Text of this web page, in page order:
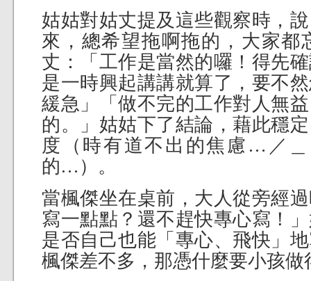
姑姑對姑丈提及這些觀察時，
來，總希望拖啊拖的，大家都
丈：「工作是當然的囉！得先
是一時興起講講就算了，要不
緩急」「做不完的工作對人無
的。」姑姑下了結論，藉此穩
度（時有道不出的焦慮…／
的…）。
當楓傑坐在桌前，大人從旁經
寫一點點？還不趕快專心寫！
是否自己也能「專心、飛快」
楓傑差不多，那憑什麼要小孩做